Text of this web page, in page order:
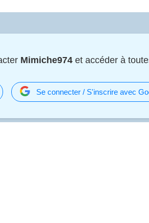
Mimiche974et accéder à
Se connecter / S'inscrire avec